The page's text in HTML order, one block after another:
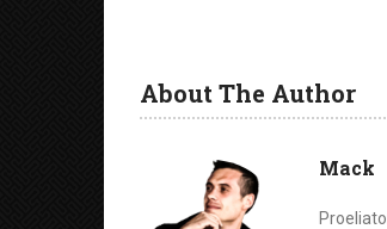
About The Author
Mack